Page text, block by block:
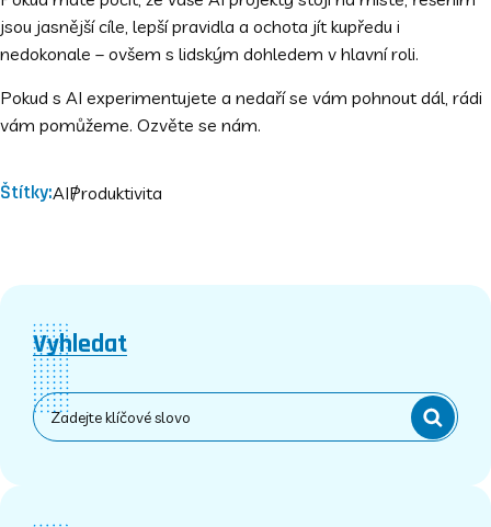
jsou jasnější cíle, lepší pravidla a ochota jít kupředu i
nedokonale – ovšem s lidským dohledem v hlavní roli.
Pokud s AI experimentujete a nedaří se vám pohnout dál, rádi
vám pomůžeme. Ozvěte se nám.
Štítky:AIProduktivita
Vyhledat